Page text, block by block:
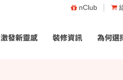
nClub
激發新靈感 裝修資訊 為何選